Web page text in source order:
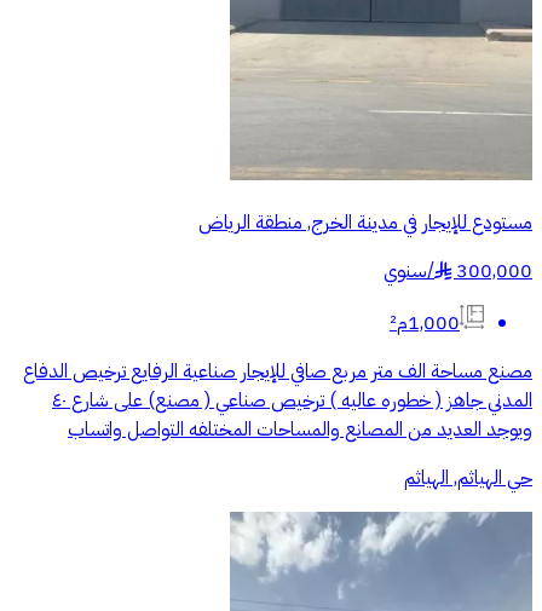
مستودع للإيجار في مدينة الخرج, منطقة الرياض
300,000
§
/سنوي
1,000م²
مصنع مساحة الف متر مربع صافي للإيجار صناعية الرفايع ترخيص الدفاع
المدني جاهز ( خطوره عاليه ) ترخيص صناعي ( مصنع) على شارع ٤٠
ويوجد العديد من المصانع والمساحات المختلفه التواصل واتساب
حي الهياثم, الهياثم